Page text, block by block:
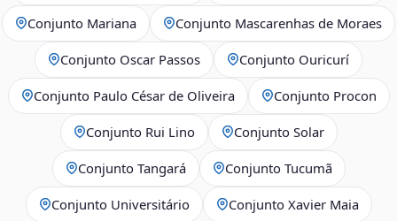
Conjunto Mariana Conjunto Mascarenhas de Moraes
Conjunto Oscar Passos Conjunto Ouricurí
Conjunto Paulo César de Oliveira Conjunto Procon
Conjunto Rui Lino Conjunto Solar
Conjunto Tangará Conjunto Tucumã
Conjunto Universitário Conjunto Xavier Maia